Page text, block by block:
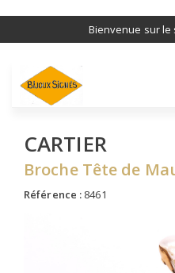
principal
Bienvenue sur
CARTIER
Broche Tête de
Référence : 8461